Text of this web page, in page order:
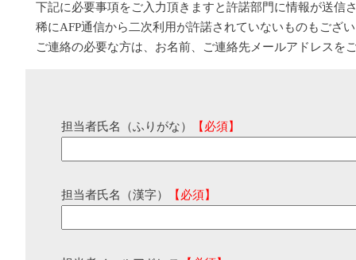
下記に必要事項をご入力頂きますと許諾部門に情報が送信
稀にAFP通信から二次利用が許諾されていないものもござ
ご連絡の必要な方は、お名前、ご連絡先メールアドレスを
担当者氏名（ふりがな） 【必須】
担当者氏名（漢字） 【必須】